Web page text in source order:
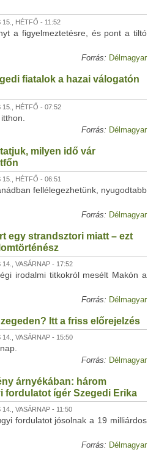
15., HÉTFŐ - 11:52
a figyelmeztetésre, és pont a tiltó
Forrás: Délmagyar
fiatalok a hazai válogatón
15., HÉTFŐ - 07:52
Forrás: Délmagyar
milyen idő vár
15., HÉTFŐ - 06:51
fellélegezhetünk, nyugodtabb
Forrás: Délmagyar
egy strandsztori miatt – ezt
VASÁRNAP - 17:52
irodalmi titkokról mesélt Makón a
Forrás: Délmagyar
Itt a friss előrejelzés
VASÁRNAP - 15:50
Forrás: Délmagyar
árnyékában: három
fordulatot ígér Szegedi Erika
VASÁRNAP - 11:50
fordulatot jósolnak a 19 milliárdos
Forrás: Délmagyar